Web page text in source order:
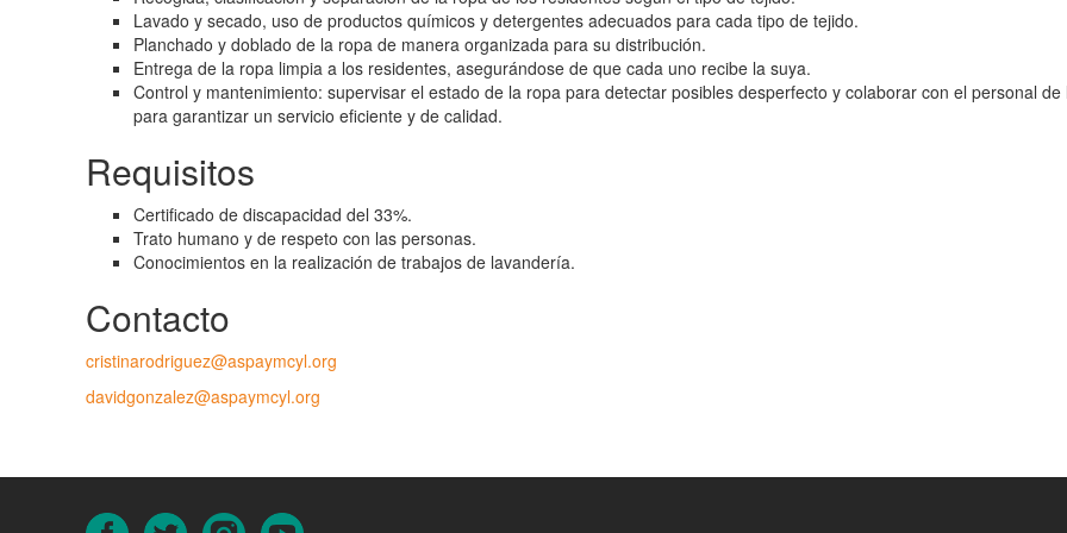
Lavado y secado, uso de productos químicos y detergentes adecuados para cada tipo de tejido.
Planchado y doblado de la ropa de manera organizada para su distribución.
Entrega de la ropa limpia a los residentes, asegurándose de que cada uno recibe la suya.
Control y mantenimiento: supervisar el estado de la ropa para detectar posibles desperfecto y colaborar con el personal de
para garantizar un servicio eficiente y de calidad.
Requisitos
Certificado de discapacidad del 33%.
Trato humano y de respeto con las personas.
Conocimientos en la realización de trabajos de lavandería.
Contacto
cristinarodriguez@aspaymcyl.org
davidgonzalez@aspaymcyl.org